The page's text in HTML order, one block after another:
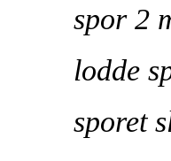
spor 2
lodde
sporet